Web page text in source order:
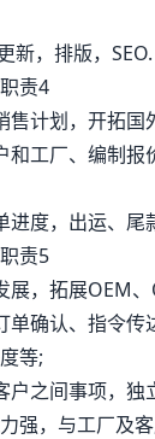
新，排版，SEO.
责4
售计划，开拓国
和工厂、编制报
进度，出运、尾
责5
展，拓展OEM
单确认、指令传
等;
户之间事项，独
强，与工厂及